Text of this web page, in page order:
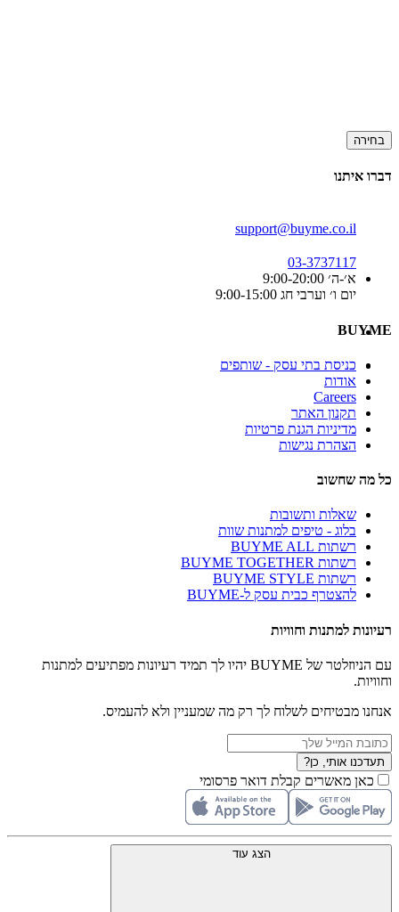
בחירה
דברו איתנו
support@buyme.co.il
03-3737117
א׳-ה׳ 9:00-20:00
יום ו׳ וערבי חג 9:00-15:00
BUYME
כניסת בתי עסק - שותפים
אודות
Careers
תקנון האתר
מדיניות הגנת פרטיות
הצהרת נגישות
כל מה שחשוב
שאלות ותשובות
בלוג - טיפים למתנות שוות
רשתות BUYME ALL
רשתות BUYME TOGETHER
רשתות BUYME STYLE
להצטרף כבית עסק ל-BUYME
רעיונות למתנות וחוויות
עם הניוזלטר של BUYME יהיו לך תמיד רעיונות מפתיעים למתנות
וחוויות.
אנחנו מבטיחים לשלוח לך רק מה שמעניין ולא להעמיס.
תעדכנו אותי, כן?
כאן מאשרים קבלת דואר פרסומי
הצג עוד